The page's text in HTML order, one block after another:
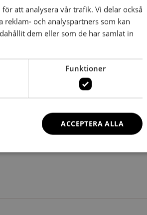
SWEDISH
SWEDISH
att analysera vår trafik. Vi delar också
och analyspartners som kan
dem eller som de har samlat in
Funktioner
ACCEPTERA ALLA